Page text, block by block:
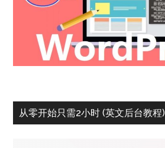
从零开始只需2小时 (英文后台教程)